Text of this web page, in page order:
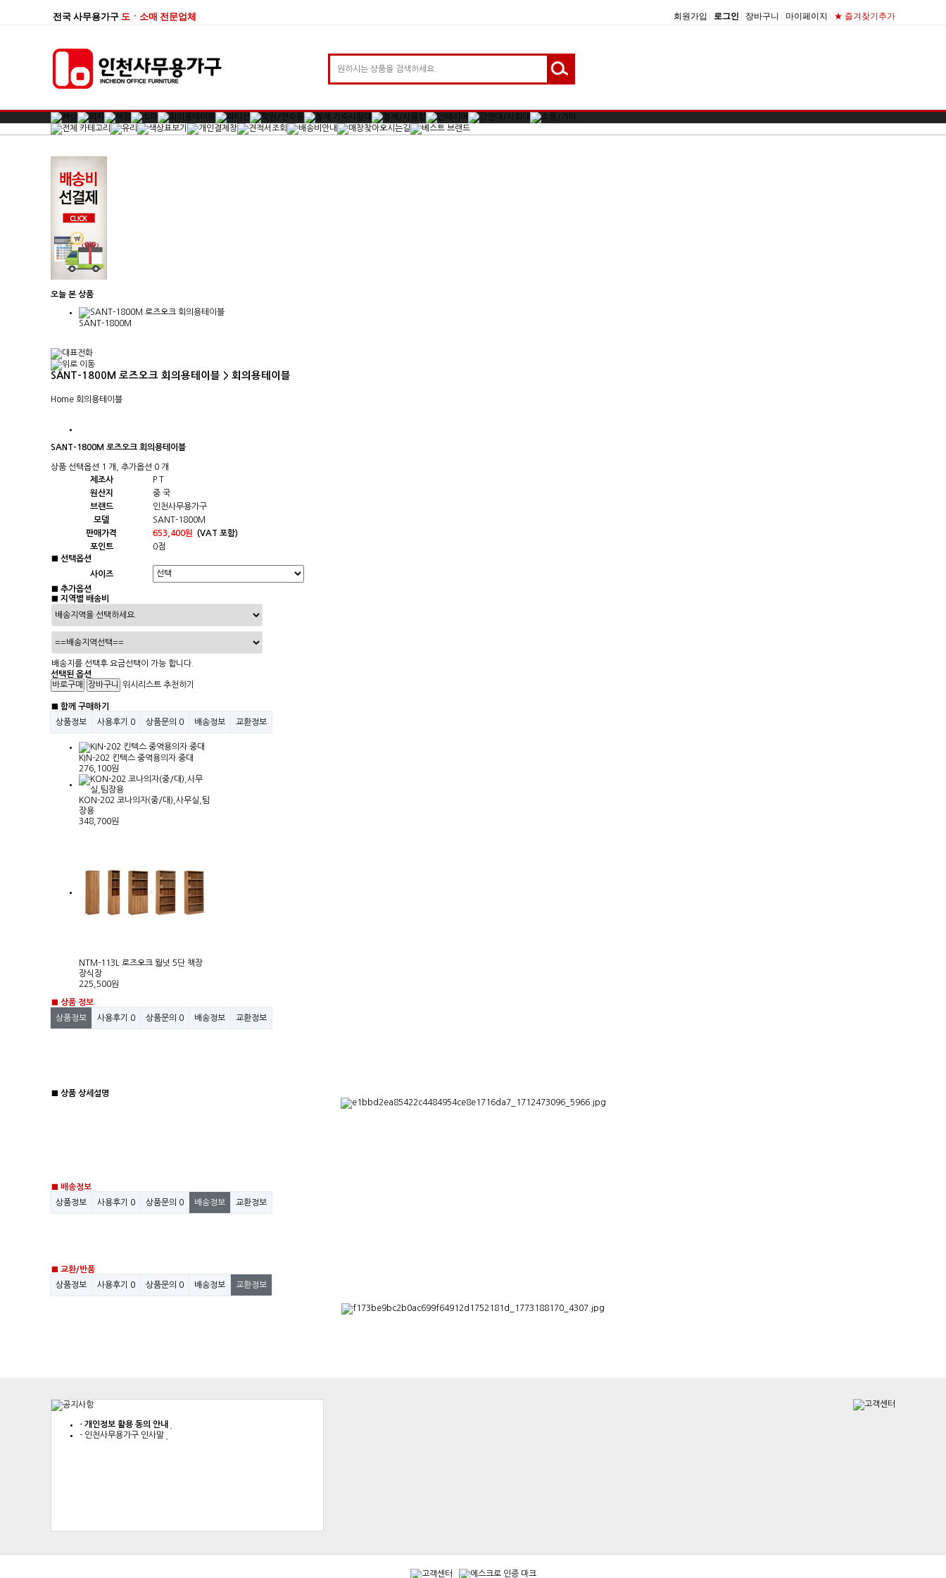
전국 사무용가구 도ㆍ소매 전문업체 회원가입 로그인 장바구니 마이페이지 ★ 즐겨찾기추가
오늘 본 상품
SANT-1800M
SANT-1800M 로즈오크 회의용테이블 > 회의용테이블
Home 회의용테이블
SANT-1800M 로즈오크 회의용테이블
상품 선택옵션 1 개, 추가옵션 0 개
제조사
P T
원산지
중 국
브랜드
인천사무용가구
모델
SANT-1800M
판매가격
653,400원
(VAT 포함)
포인트
0점
■ 선택옵션
사이즈
■ 추가옵션
■ 지역별 배송비
배송지를 선택후 요금선택이 가능 합니다.
선택된 옵션
위시리스트 추천하기
■ 함께 구매하기
상품정보
사용후기 0 상품문의 0 배송정보 교환정보
KIN-202 킨텍스 중역용의자 중대
276,100원
KON-202 코나의자(중/대),사무실,팀
장용
348,700원
NTM-113L 로즈오크 월넛 5단 책장
장식장
225,500원
■ 상품 정보
상품정보
사용후기 0 상품문의 0 배송정보 교환정보
■ 상품 상세설명
■ 배송정보
상품정보
사용후기 0 상품문의 0 배송정보 교환정보
■ 교환/반품
상품정보
사용후기 0 상품문의 0 배송정보 교환정보
- 개인정보 활용 동의 안내
- 인천사무용가구 인사말